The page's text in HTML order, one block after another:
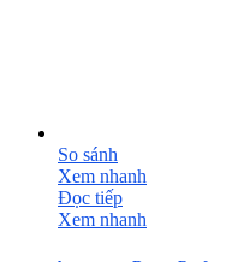
So sánh
Xem nhanh
Đọc tiếp
Xem nhanh